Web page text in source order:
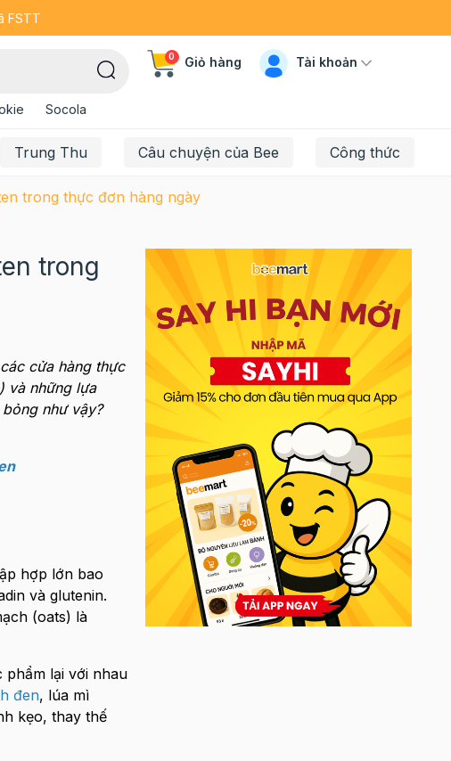
FSTT
Socola
0 Giỏ hàng Tài khoản
Trung Thu Câu chuyện của Bee Công thức
trong thực đơn hàng ngày
trong
cửa hàng thực
và những lựa
như vậy?
hợp lớn bao
và glutenin.
(oats) là
lại với nhau
đen, lúa mì
kẹo, thay thế